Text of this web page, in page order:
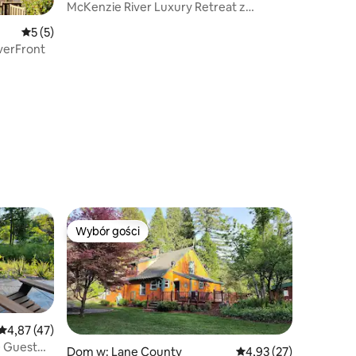
Średnia ocena: 5 na 5, liczba recenzji: 5
5 (5)
McKenzie River Luxury Retreat z
ocena: 4,87 na 5, liczba recenzji: 47
4,87 (47)
Guest
Wybór gości
Wybór gości
Dom w: Lane County Średnia ocena: 4,93
4,93 (27)